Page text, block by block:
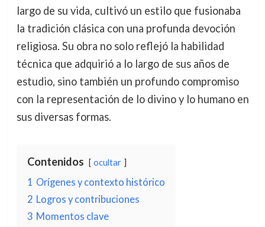
largo de su vida, cultivó un estilo que fusionaba
la tradición clásica con una profunda devoción
religiosa. Su obra no solo reflejó la habilidad
técnica que adquirió a lo largo de sus años de
estudio, sino también un profundo compromiso
con la representación de lo divino y lo humano en
sus diversas formas.
Contenidos ocultar
1 Orígenes y contexto histórico
2 Logros y contribuciones
3 Momentos clave